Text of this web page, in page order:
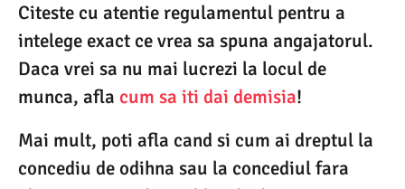
Citeste cu atentie regulamentul pentru a
intelege exact ce vrea sa spuna angajatorul.
Daca vrei sa nu mai lucrezi la locul de
munca, afla cum sa iti dai demisia!
Mai mult, poti afla cand si cum ai dreptul la
concediu de odihna sau la concediul fara